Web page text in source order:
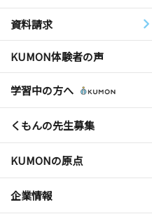
資料請求
KUMON体験者の声
学習中の方へ
くもんの先生募集
KUMONの原点
企業情報